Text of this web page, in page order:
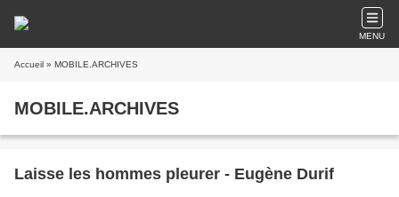
MENU
Accueil » MOBILE.ARCHIVES
MOBILE.ARCHIVES
Laisse les hommes pleurer - Eugène Durif